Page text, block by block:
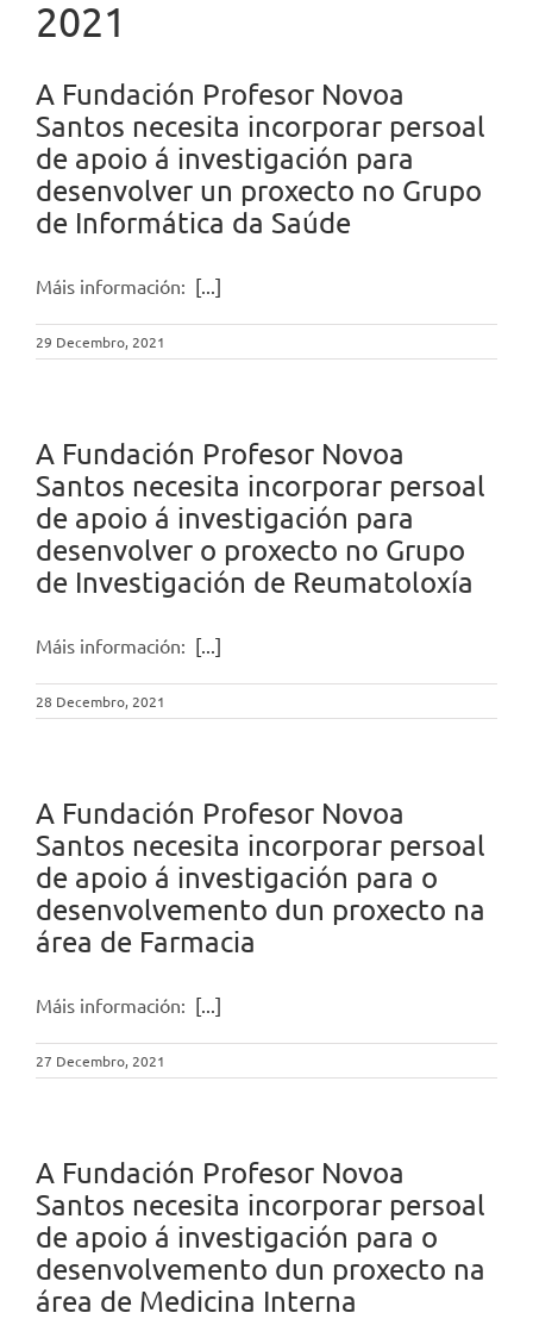
2021
A Fundación Profesor Novoa
Santos necesita incorporar persoal
de apoio á investigación para
desenvolver un proxecto no Grupo
de Informática da Saúde
Máis información: [...]
29 Decembro, 2021
A Fundación Profesor Novoa
Santos necesita incorporar persoal
de apoio á investigación para
desenvolver o proxecto no Grupo
de Investigación de Reumatoloxía
Máis información: [...]
28 Decembro, 2021
A Fundación Profesor Novoa
Santos necesita incorporar persoal
de apoio á investigación para o
desenvolvemento dun proxecto na
área de Farmacia
Máis información: [...]
27 Decembro, 2021
A Fundación Profesor Novoa
Santos necesita incorporar persoal
de apoio á investigación para o
desenvolvemento dun proxecto na
área de Medicina Interna